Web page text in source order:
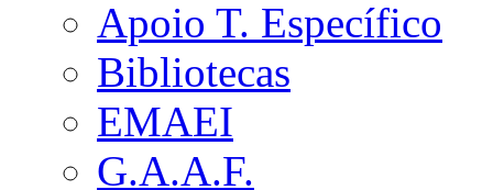
Apoio T. Específico
Bibliotecas
EMAEI
G.A.A.F.